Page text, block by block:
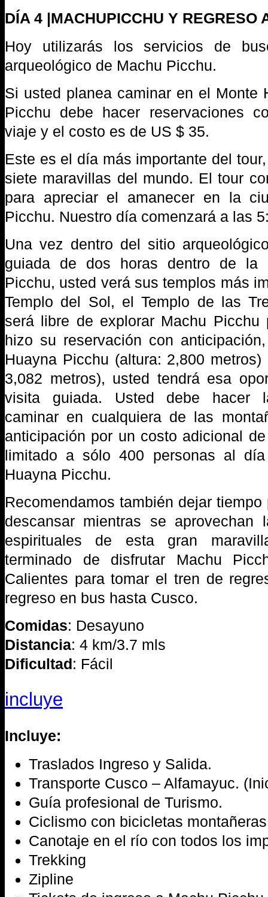
DÍA 4 |MACHUPICCHU Y REGRESO
Hoy utilizarás los servicios de
arqueológico de Machu Picchu.
Si usted planea caminar en el Monte
Picchu debe hacer reservaciones
viaje y el costo es de US $ 35.
Este es el día más importante del
siete maravillas del mundo. El tour
para apreciar el amanecer en la
Picchu. Nuestro día comenzará a las
Una vez dentro del sitio
guiada de dos horas dentro de la
Picchu, usted verá sus templos más
Templo del Sol, el Templo de las
será libre de explorar Machu
hizo su reservación con
Huayna Picchu (altura: 2,800
3,082 metros), usted tendrá esa
visita guiada. Usted debe hacer
caminar en cualquiera de las
anticipación por un costo adicional
limitado a sólo 400 personas al
Huayna Picchu.
Recomendamos también dejar
descansar mientras se aprovechan
espirituales de esta gran
terminado de disfrutar Machu
Calientes para tomar el tren de
regreso en bus hasta Cusco.
Comidas: Desayuno
Distancia: 4 km/3.7 mls
Dificultad: Fácil
incluye
Incluye:
Traslados Ingreso y Salida.
Transporte Cusco – Alfamayuc.
Guía profesional de Turismo.
Ciclismo con bicicletas
Canotaje en el río con todos los
Trekking
Zipline